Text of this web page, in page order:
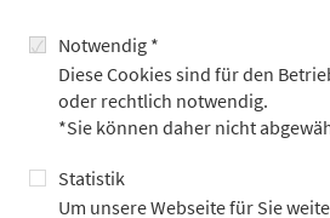
Notwendig *
Diese Cookies sind für den
oder rechtlich notwendig.
*Sie können daher nicht
Statistik
Um unsere Webseite für Sie
sich bei Metzler geirrt – das Klima,
Bankerinnen und Banker entsteht,
angenehm. Gegenseitige
großgeschrieben, Ellenbogen spürte
stressigen Zeiten war immer Zeit für
die Türen standen stets offen für
Jeder Tag während meines